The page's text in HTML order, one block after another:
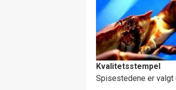
Kvalitetsstempel
Spisestedene er valgt